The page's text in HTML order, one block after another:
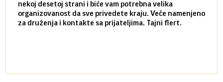
nekoj desetoj strani i biće vam potrebna velika
organizovanost da sve privedete kraju. Veče namenjeno
za druženja i kontakte sa prijateljima. Tajni flert.